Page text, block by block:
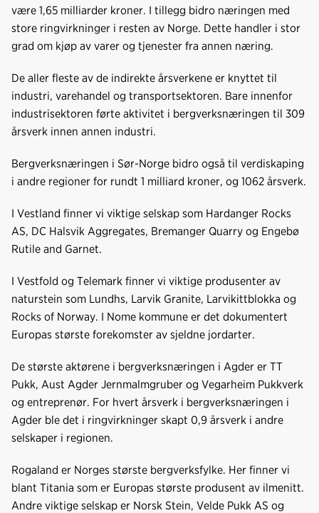
være 1,65 milliarder kroner. I tillegg bidro næringen med
store ringvirkninger i resten av Norge. Dette handler i stor
grad om kjøp av varer og tjenester fra annen næring.
De aller fleste av de indirekte årsverkene er knyttet til
industri, varehandel og transportsektoren. Bare innenfor
industrisektoren førte aktivitet i bergverksnæringen til 309
årsverk innen annen industri.
Bergverksnæringen i Sør-Norge bidro også til verdiskaping
i andre regioner for rundt 1 milliard kroner, og 1062 årsverk.
I Vestland finner vi viktige selskap som Hardanger Rocks
AS, DC Halsvik Aggregates, Bremanger Quarry og Engebø
Rutile and Garnet.
I Vestfold og Telemark finner vi viktige produsenter av
naturstein som Lundhs, Larvik Granite, Larvikittblokka og
Rocks of Norway. I Nome kommune er det dokumentert
Europas største forekomster av sjeldne jordarter.
De største aktørene i bergverksnæringen i Agder er TT
Pukk, Aust Agder Jernmalmgruber og Vegarheim Pukkverk
og entreprenør. For hvert årsverk i bergverksnæringen i
Agder ble det i ringvirkninger skapt 0,9 årsverk i andre
selskaper i regionen.
Rogaland er Norges største bergverksfylke. Her finner vi
blant Titania som er Europas største produsent av ilmenitt.
Andre viktige selskap er Norsk Stein, Velde Pukk AS og